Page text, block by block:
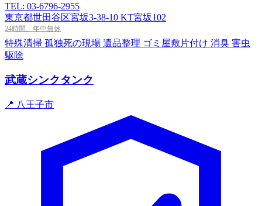
TEL: 03-6796-2955
東京都世田谷区宮坂3-38-10 KT宮坂102
24時間、年中無休
特殊清掃 孤独死の現場 遺品整理 ゴミ屋敷片付け 消臭 害虫
駆除
武蔵シンクタンク
📍 八王子市